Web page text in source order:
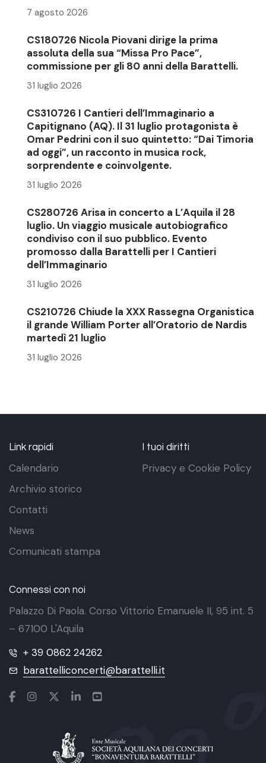
7 agosto 2026
CS180726 Nicola Piovani dirige la prima
assoluta della sua “Missa Pro Pace”,
commissione per gli 80 anni della Barattelli.
31 luglio 2026
CS310726 I Cantieri dell’Immaginario a
Capitignano (AQ). Il 31 luglio protagonista è
Omar Pedrini con il suo quintetto: “Dai Timoria
ad oggi”, un racconto in musica rock,
sorprendente e coinvolgente.
31 luglio 2026
CS280726 Arisa in concerto a L’Aquila il 28
luglio. Un viaggio musicale autobiografico
condiviso con il suo pubblico. Evento
promosso dalla Barattelli per I Cantieri
dell’Immaginario
31 luglio 2026
CS210726 Chiude la XXX Rassegna Organistica
il grande William Porter all’Oratorio de Nardis
martedì 21 luglio
31 luglio 2026
Link rapidi
Calendario
Archivio storico
Contatti
News
Comunicati stampa
I tuoi diritti
Privacy e Cookie Policy
Connessi con noi
Palazzo Di Paola. Corso Vittorio Emanuele II, 95 int. 5
– 67100 L'Aquila
+ 39 0862 24262
barattelliconcerti@barattelli.it